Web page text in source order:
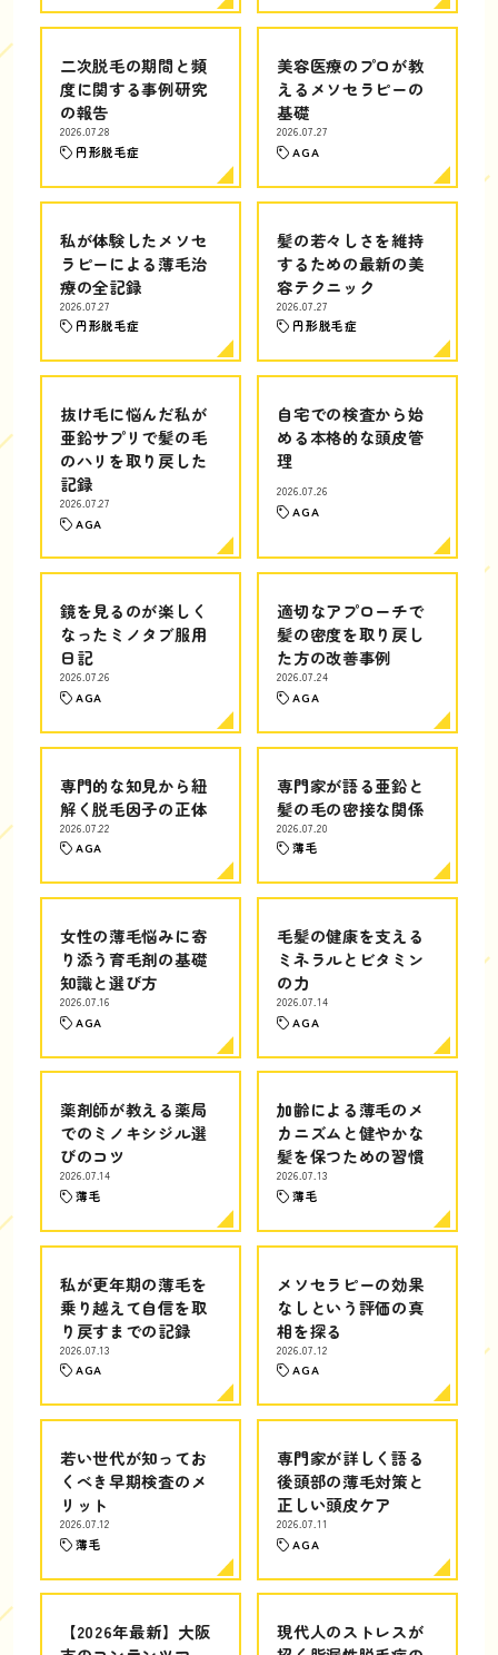
二次脱毛の期間と頻
度に関する事例研究
の報告
2026.07.28
円形脱毛症
美容医療のプロが教
えるメソセラピーの
基礎
2026.07.27
AGA
私が体験したメソセ
ラピーによる薄毛治
療の全記録
2026.07.27
円形脱毛症
髪の若々しさを維持
するための最新の美
容テクニック
2026.07.27
円形脱毛症
抜け毛に悩んだ私が
亜鉛サプリで髪の毛
のハリを取り戻した
記録
2026.07.27
AGA
自宅での検査から始
める本格的な頭皮管
理
2026.07.26
AGA
鏡を見るのが楽しく
なったミノタブ服用
日記
2026.07.26
AGA
適切なアプローチで
髪の密度を取り戻し
た方の改善事例
2026.07.24
AGA
専門的な知見から紐
解く脱毛因子の正体
2026.07.22
AGA
専門家が語る亜鉛と
髪の毛の密接な関係
2026.07.20
薄毛
女性の薄毛悩みに寄
り添う育毛剤の基礎
知識と選び方
2026.07.16
AGA
毛髪の健康を支える
ミネラルとビタミン
の力
2026.07.14
AGA
薬剤師が教える薬局
でのミノキシジル選
びのコツ
2026.07.14
薄毛
加齢による薄毛のメ
カニズムと健やかな
髪を保つための習慣
2026.07.13
薄毛
私が更年期の薄毛を
乗り越えて自信を取
り戻すまでの記録
2026.07.13
AGA
メソセラピーの効果
なしという評価の真
相を探る
2026.07.12
AGA
若い世代が知ってお
くべき早期検査のメ
リット
2026.07.12
薄毛
専門家が詳しく語る
後頭部の薄毛対策と
正しい頭皮ケア
2026.07.11
AGA
【2026年最新】大阪
現代人のストレスが